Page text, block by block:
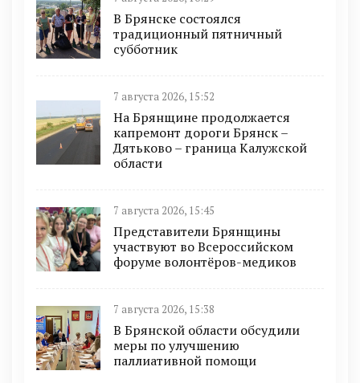
В Брянске состоялся
традиционный пятничный
субботник
7 августа 2026, 15:52
На Брянщине продолжается
капремонт дороги Брянск –
Дятьково – граница Калужской
области
7 августа 2026, 15:45
Представители Брянщины
участвуют во Всероссийском
форуме волонтёров-медиков
7 августа 2026, 15:38
В Брянской области обсудили
меры по улучшению
паллиативной помощи